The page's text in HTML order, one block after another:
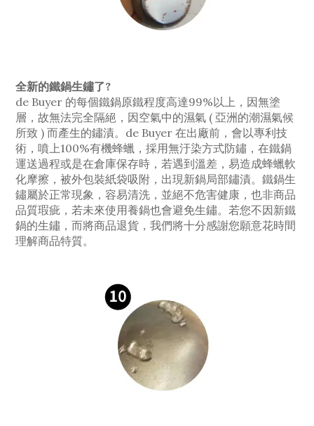
全新的鐵鍋生鏽了?
de Buyer 的每個鐵鍋原鐵程度高達99%以上，因無塗
層，故無法完全隔絕，因空氣中的濕氣 ( 亞洲的潮濕氣候
所致 ) 而產生的鏽漬。de Buyer 在出廠前，會以專利技
術，噴上100%有機蜂蠟，採用無汙染方式防鏽，在鐵鍋
運送過程或是在倉庫保存時，若遇到溫差，易造成蜂蠟軟
化摩擦，被外包裝紙袋吸附，出現新鍋局部鏽漬。鐵鍋生
鏽屬於正常現象，容易清洗，並絕不危害健康，也非商品
品質瑕疵，若未來使用養鍋也會避免生鏽。若您不因新鐵
鍋的生鏽，而將商品退貨，我們將十分感謝您願意花時間
理解商品特質。